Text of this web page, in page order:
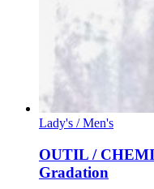
Lady's / Men's
OUTIL /
Gradation